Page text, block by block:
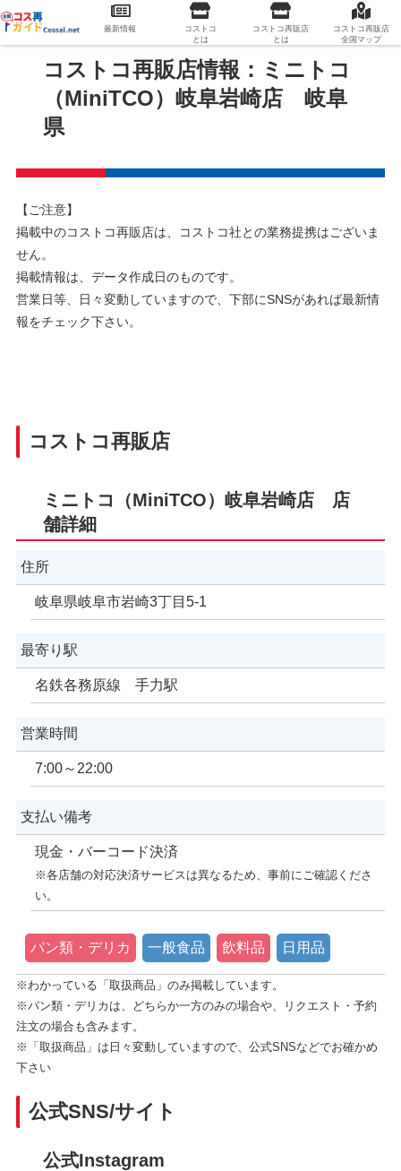
コストコ再販店情報：ミニトコ
（MiniTCO）岐阜岩崎店 岐阜
県
【ご注意】
掲載中のコストコ再販店は、コストコ社との業務提携はございま
せん。
掲載情報は、データ作成日のものです。
営業日等、日々変動していますので、下部にSNSがあれば最新情
報をチェック下さい。
コストコ再販店
ミニトコ（MiniTCO）岐阜岩崎店 店
舗詳細
住所
岐阜県岐阜市岩崎3丁目5-1
最寄り駅
名鉄各務原線 手力駅
営業時間
7:00～22:00
支払い備考
現金・バーコード決済
※各店舗の対応決済サービスは異なるため、事前にご確認くださ
い。
パン類・デリカ 一般食品 飲料品 日用品
※わかっている「取扱商品」のみ掲載しています。
※パン類・デリカは、どちらか一方のみの場合や、リクエスト・予約
注文の場合も含みます。
※「取扱商品」は日々変動していますので、公式SNSなどでお確かめ
下さい
公式SNS/サイト
公式Instagram
最新情報
コストコ
とは
コストコ再販店
とは
コストコ再販店
全国マップ